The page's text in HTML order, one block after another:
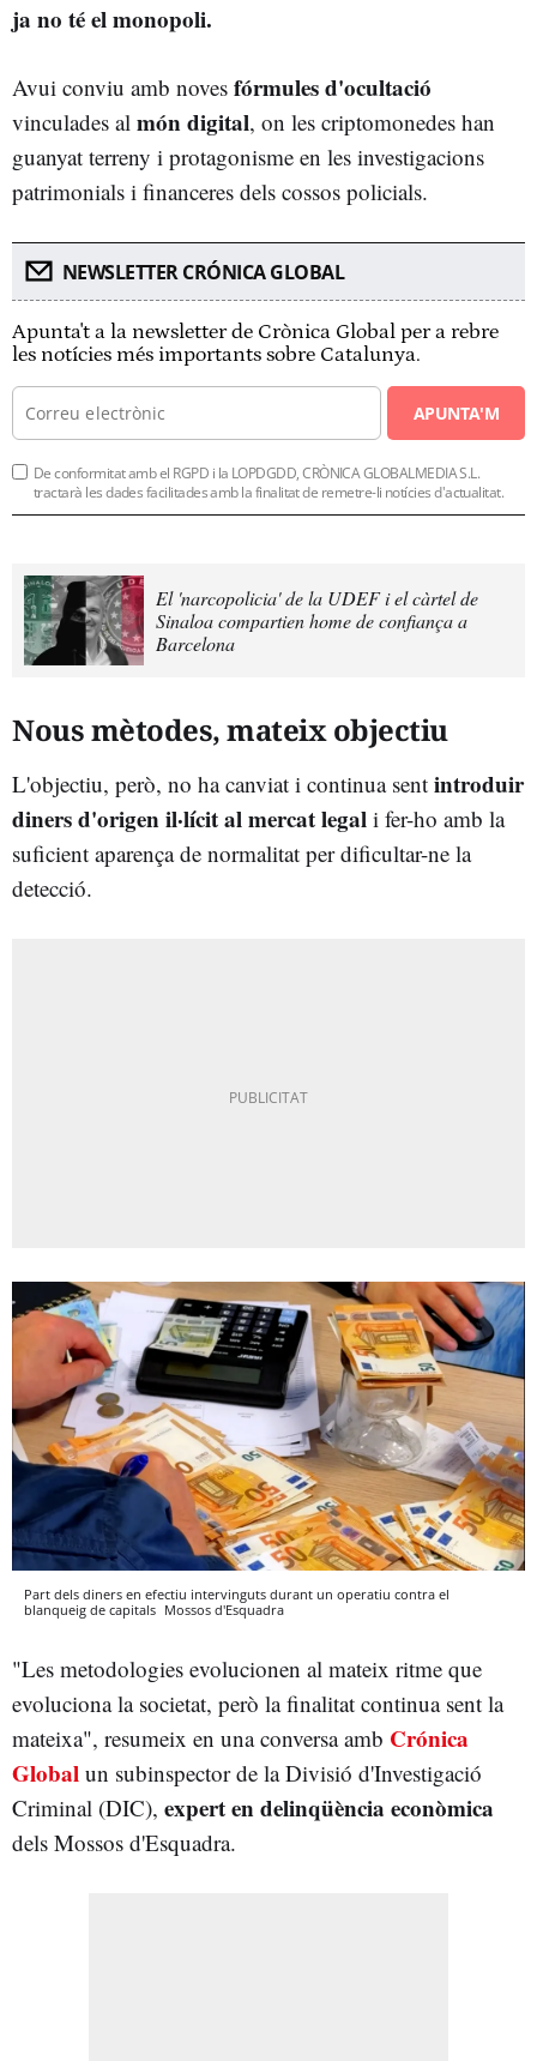
ja no té el monopoli.
Avui conviu amb noves fórmules d'ocultació
vinculades al món digital, on les criptomonedes han
guanyat terreny i protagonisme en les investigacions
patrimonials i financeres dels cossos policials.
NEWSLETTER CRÓNICA GLOBAL
Apunta't a la newsletter de Crònica Global per a rebre
les notícies més importants sobre Catalunya.
APUNTA'M
De conformitat amb el RGPD i la LOPDGDD, CRÒNICA GLOBALMEDIA S.L.
tractarà les dades facilitades amb la finalitat de remetre-li notícies d'actualitat.
El 'narcopolicia' de la UDEF i el càrtel de
Sinaloa compartien home de confiança a
Barcelona
Nous mètodes, mateix objectiu
L'objectiu, però, no ha canviat i continua sent introduir
diners d'origen il·lícit al mercat legal i fer-ho amb la
suficient aparença de normalitat per dificultar-ne la
detecció.
Part dels diners en efectiu intervinguts durant un operatiu contra el
blanqueig de capitals Mossos d'Esquadra
"Les metodologies evolucionen al mateix ritme que
evoluciona la societat, però la finalitat continua sent la
mateixa", resumeix en una conversa amb Crónica
Global un subinspector de la Divisió d'Investigació
Criminal (DIC), expert en delinqüència econòmica
dels Mossos d'Esquadra.